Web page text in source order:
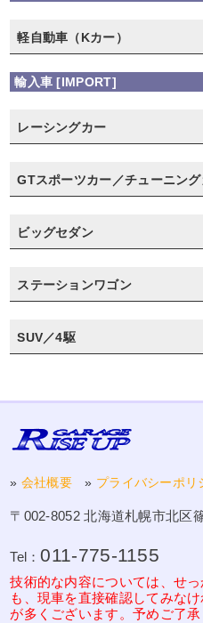
軽自動車（Kカー）
輸入車 [IMPORT]
レーシングカー
GTスポーツカー／チューニン
ビッグセダン
ステーションワゴン
SUV／4駆
» 会社概要 » プライバシーポリ
〒002-8052 北海道札幌市北区
Tel：011-775-1155
技術的な内容については、せ
も、現車を直接確認してみな
が多くございます。予めご了承